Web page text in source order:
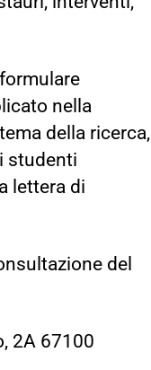
nella
della ricerca,
studenti
lettera di
del
2A 67100